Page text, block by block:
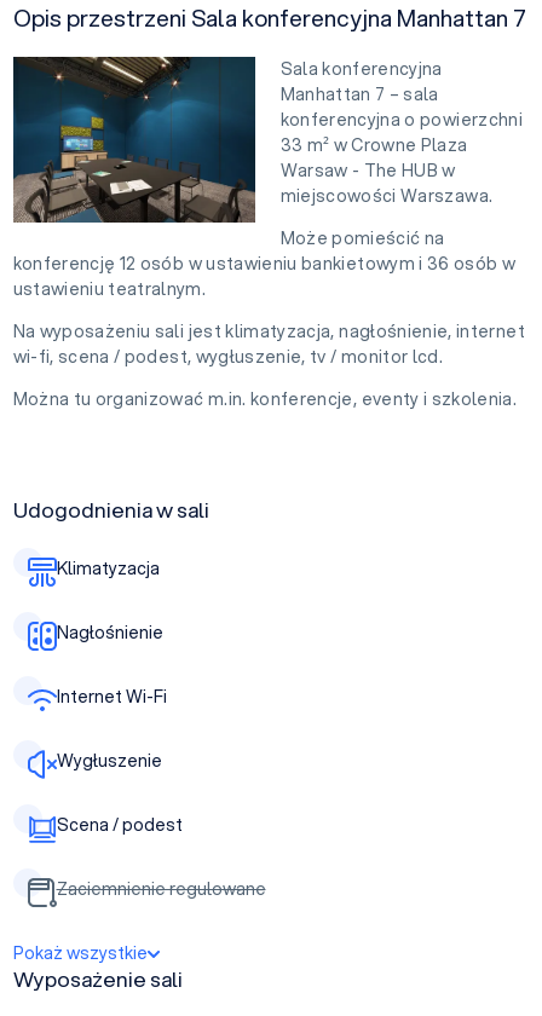
Opis przestrzeni Sala konferencyjna Manhattan 7
Sala konferencyjna
Manhattan 7 – sala
konferencyjna o powierzchni
33 m² w Crowne Plaza
Warsaw - The HUB w
miejscowości Warszawa.
Może pomieścić na
konferencję 12 osób w ustawieniu bankietowym i 36 osób w
ustawieniu teatralnym.
Na wyposażeniu sali jest klimatyzacja, nagłośnienie, internet
wi-fi, scena / podest, wygłuszenie, tv / monitor lcd.
Można tu organizować m.in. konferencje, eventy i szkolenia.
Udogodnienia w sali
Klimatyzacja
Nagłośnienie
Internet Wi-Fi
Wygłuszenie
Scena / podest
Zaciemnienie regulowane
Pokaż wszystkie
Wyposażenie sali